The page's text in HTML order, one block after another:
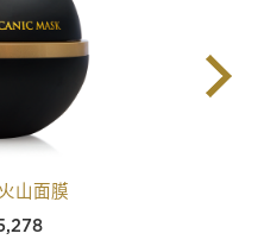
山面膜